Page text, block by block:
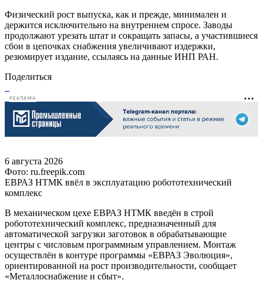
Физический рост выпуска, как и прежде, минимален и
держится исключительно на внутреннем спросе. Заводы
продолжают урезать штат и сокращать запасы, а участившиеся
сбои в цепочках снабжения увеличивают издержки,
резюмирует издание, ссылаясь на данные ИНП РАН.
Поделиться
РЕКЛАМА
6 августа 2026
Фото: ru.freepik.com
ЕВРАЗ НТМК ввёл в эксплуатацию робототехнический
комплекс
В механическом цехе ЕВРАЗ НТМК введён в строй
робототехнический комплекс, предназначенный для
автоматической загрузки заготовок в обрабатывающие
центры с числовым программным управлением. Монтаж
осуществлён в контуре программы «ЕВРАЗ Эволюция»,
ориентированной на рост производительности, сообщает
«Металлоснабжение и сбыт».